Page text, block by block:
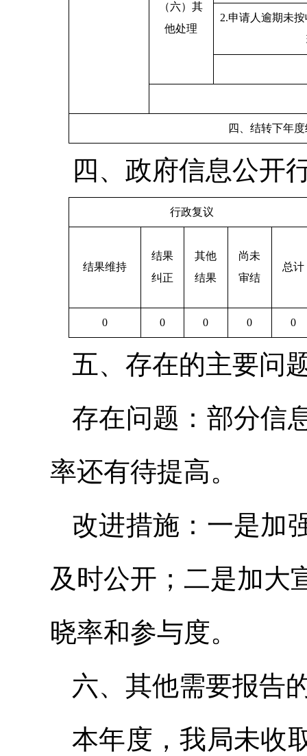
（六）其
他处理
2.申请人逾期未
四、结转下年
四、政府信息公开
行政复议
结果维持
结果
纠正
其他
结果
尚未
审结
总计
0 0 0 0 0
五、存在的主要问
存在问题：部分信
率还有待提高。
改进措施：一是加
及时公开；二是加大
晓率和参与度。
六、其他需要报告
本年度，我局未收